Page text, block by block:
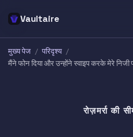
Vaultaire
मुख्य पेज / परिदृश्य /
मैंने फोन दिया और उन्होंने स्वाइप करके मेरे निजी
रोज़मर्रा की